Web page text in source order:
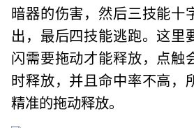
暗器的伤害，然后三技能十
出，最后四技能逃跑。这里
闪需要拖动才能释放，点触
时释放，并且命中率不高，
精准的拖动释放。